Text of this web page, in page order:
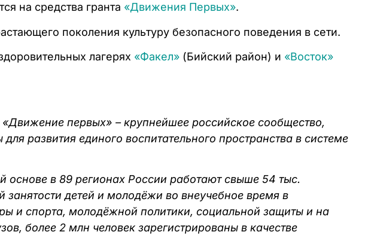
на средства гранта «Движения Первых».
поколения культуру безопасного поведения в сети.
лагерях «Факел» (Бийский район) и «Восток»
первых» – крупнейшее российское сообщество,
развития единого воспитательного пространства в системе
основе в 89 регионах России работают свыше 54 тыс.
детей и молодёжи во внеучебное время в
и спорта, молодёжной политики, социальной защиты и на
более 2 млн человек зарегистрированы в качестве